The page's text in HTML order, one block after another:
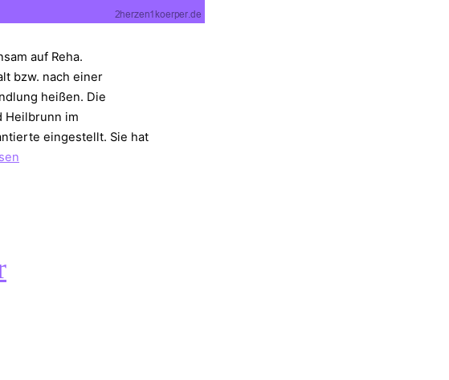
auf Reha.
bzw. nach einer
heißen. Die
Heilbrunn im
eingestellt. Sie hat